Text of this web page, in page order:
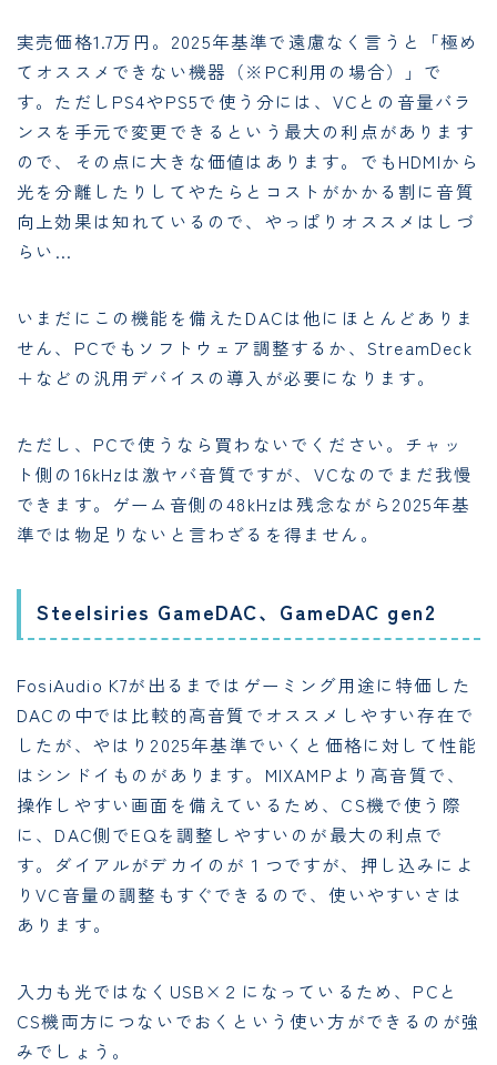
実売価格1.7万円。2025年基準で遠慮なく言うと「極め
てオススメできない機器（※PC利用の場合）」で
す。ただしPS4やPS5で使う分には、VCとの音量バラ
ンスを手元で変更できるという最大の利点があります
ので、その点に大きな価値はあります。でもHDMIから
光を分離したりしてやたらとコストがかかる割に音質
向上効果は知れているので、やっぱりオススメはしづ
らい…
いまだにこの機能を備えたDACは他にほとんどありま
せん、PCでもソフトウェア調整するか、StreamDeck
＋などの汎用デバイスの導入が必要になります。
ただし、PCで使うなら買わないでください。チャッ
ト側の16kHzは激ヤバ音質ですが、VCなのでまだ我慢
できます。ゲーム音側の48kHzは残念ながら2025年基
準では物足りないと言わざるを得ません。
Steelsiries GameDAC、GameDAC gen2
FosiAudio K7が出るまではゲーミング用途に特価した
DACの中では比較的高音質でオススメしやすい存在で
したが、やはり2025年基準でいくと価格に対して性能
はシンドイものがあります。MIXAMPより高音質で、
操作しやすい画面を備えているため、CS機で使う際
に、DAC側でEQを調整しやすいのが最大の利点で
す。ダイアルがデカイのが１つですが、押し込みによ
りVC音量の調整もすぐできるので、使いやすいさは
あります。
入力も光ではなくUSB×２になっているため、PCと
CS機両方につないでおくという使い方ができるのが強
みでしょう。